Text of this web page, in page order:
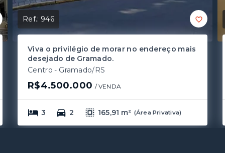
Ref.: 946
Viva o privilégio de morar no endereço mais
desejado de Gramado.
Centro - Gramado/RS
R$4.500.000 / VENDA
3 2 165,91 m² (Área Privativa)